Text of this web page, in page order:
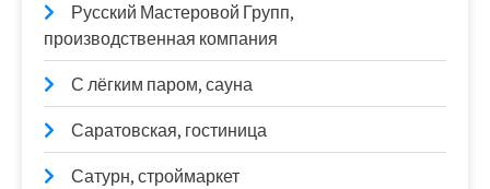
Русский Мастеровой Групп,
производственная компания
С лёгким паром, сауна
Саратовская, гостиница
Сатурн, строймаркет